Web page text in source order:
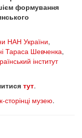
формування
НАН України,
Тараса Шевченка,
інститут
тут.
сторінці музею.